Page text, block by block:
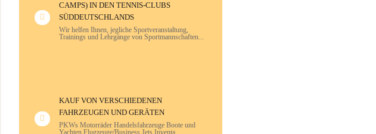
Strahlentherapie
Thoraxchirurgie
Zentren von Kinder- und
Jugendmedizin
CAMPS) IN DEN TENNIS-CLUBS
SÜDDEUTSCHLANDS
Wir helfen Ihnen, jegliche Sportveranstaltung,
Trainings und Lehrgänge von Sportmannschaften...
KAUF VON VERSCHIEDENEN
FAHRZEUGEN UND GERÄTEN
PKWs Motorräder Handelsfahrzeuge Boote und
Yachten Flugzeuge/Business Jets Inventa...